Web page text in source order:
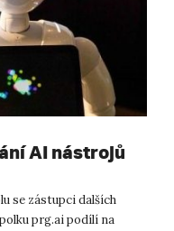
AI nástrojů
se zástupci dalších
prg.ai podílí na